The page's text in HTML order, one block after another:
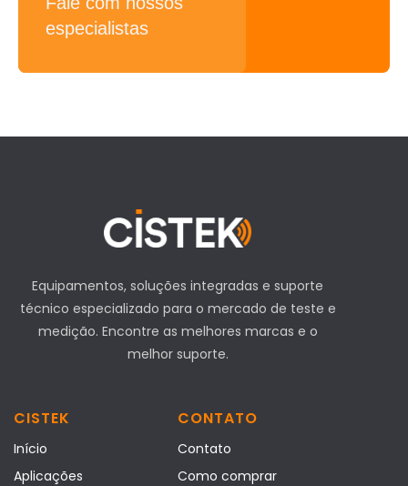
Equipamentos, soluções integradas e suporte
técnico especializado para o mercado de teste e
medição. Encontre as melhores marcas e o
melhor suporte.
CISTEK
Início
Aplicações
CONTATO
Contato
Como comprar